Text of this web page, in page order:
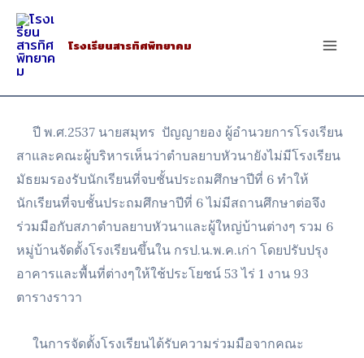
Skip
content
โรงเรียนสารทิศพิทยาคม
ปี พ.ศ.2537 นายสมุทร ปัญญายอง ผู้อำนวยการโรงเรียน
สาและคณะผู้บริหารเห็นว่าตำบลยาบหัวนายังไม่มีโรงเรียน
มัธยมรองรับนักเรียนที่จบชั้นประถมศึกษาปีที่ 6 ทำให้
นักเรียนที่จบชั้นประถมศึกษาปีที่ 6 ไม่มีสถานศึกษาต่อจึง
ร่วมมือกับสภาตำบลยาบหัวนาและผู้ใหญ่บ้านต่างๆ รวม 6
หมู่บ้านจัดตั้งโรงเรียนขึ้นใน กรป.น.พ.ค.เก่า โดยปรับปรุง
อาคารและพื้นที่ต่างๆให้ใช้ประโยชน์ 53 ไร่ 1 งาน 93
ตารางราวา
ในการจัดตั้งโรงเรียนได้รับความร่วมมือจากคณะ